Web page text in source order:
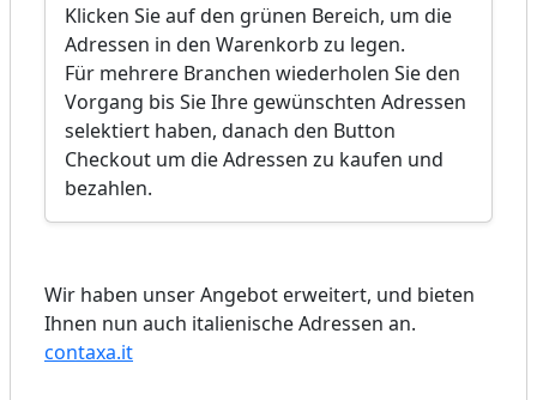
Klicken Sie auf den grünen Bereich, um die
Adressen in den Warenkorb zu legen.
Für mehrere Branchen wiederholen Sie den
Vorgang bis Sie Ihre gewünschten Adressen
selektiert haben, danach den Button
Checkout um die Adressen zu kaufen und
bezahlen.
Wir haben unser Angebot erweitert, und bieten
Ihnen nun auch italienische Adressen an.
contaxa.it